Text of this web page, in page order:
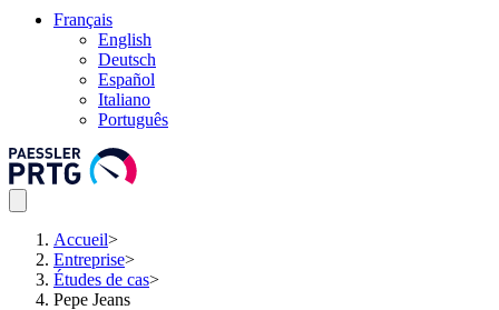
Français
English
Deutsch
Español
Italiano
Português
Accueil>
Entreprise>
Études de cas>
Pepe Jeans